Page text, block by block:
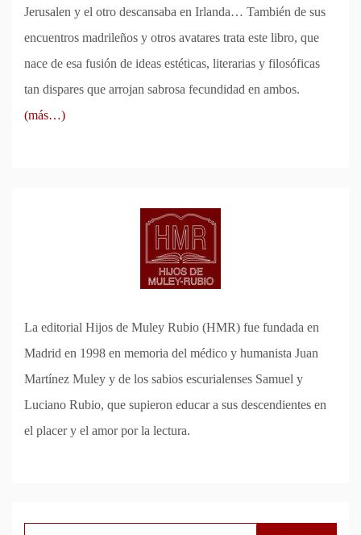
Jerusalen y el otro descansaba en Irlanda… También de sus
encuentros madrileños y otros avatares trata este libro, que
nace de esa fusión de ideas estéticas, literarias y filosóficas
tan dispares que arrojan sabrosa fecundidad en ambos.
(más…)
La editorial Hijos de Muley Rubio (HMR) fue fundada en
Madrid en 1998 en memoria del médico y humanista Juan
Martínez Muley y de los sabios escurialenses Samuel y
Luciano Rubio, que supieron educar a sus descendientes en
el placer y el amor por la lectura.